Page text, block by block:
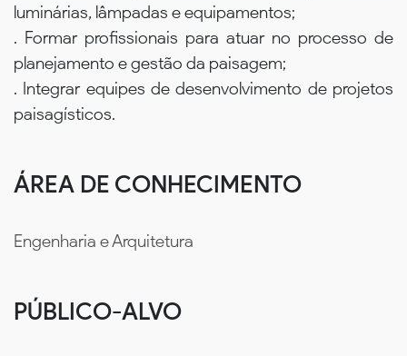
luminárias, lâmpadas e equipamentos;
. Formar profissionais para atuar no processo de
planejamento e gestão da paisagem;
. Integrar equipes de desenvolvimento de projetos
paisagísticos.
ÁREA DE CONHECIMENTO
Engenharia e Arquitetura
PÚBLICO-ALVO